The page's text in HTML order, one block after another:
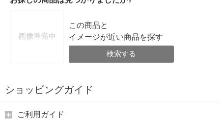
この商品と
イメージが近い商品を探す
検索する
ショッピングガイド
ご利用ガイド